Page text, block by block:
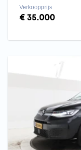
Verkoopprijs
€ 35.000